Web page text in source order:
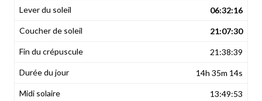
06:32:16
21:07:30
21:38:39
14h 35m 14s
13:49:53